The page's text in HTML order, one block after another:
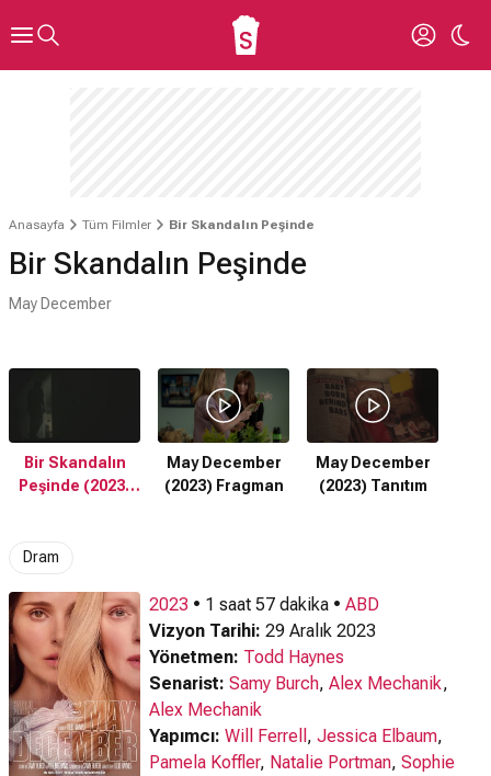
Anasayfa Tüm Filmler Bir Skandalın Peşinde
Bir Skandalın Peşinde
May December
Bir Skandalın
Peşinde (2023)
May December
(2023) Fragman
May December
(2023) Tanıtım
Dram
2023 • 1 saat 57 dakika • ABD
Vizyon Tarihi: 29 Aralık 2023
Yönetmen: Todd Haynes
Senarist: Samy Burch, Alex Mechanik,
Alex Mechanik
Yapımcı: Will Ferrell , Jessica Elbaum,
Pamela Koffler, Natalie Portman, Sophie